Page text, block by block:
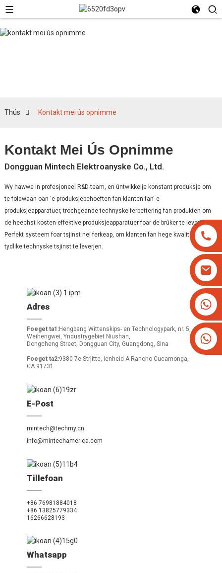
Thús Kontakt mei ús opnimme
Kontakt Mei Ús Opnimme
Dongguan Mintech Elektroanyske Co., Ltd.
Wy hawwe in profesjoneel R&D-team, en ûntwikkelje konstant produksje om
te foldwaan oan 'e produksjebehoeften fan klanten fan' e
produksjeapparatuer, trochgeande technyske ferbettering fan produkten om
de heechst kosten-effektive produksjeapparatuer foar de brûker te leverjen;
Perfekt systeem foar tsjinst nei ferkeap, om klanten fan hege kwaliteit en
tydlike technyske tsjinst te leverjen.
Adres
Foeget ta1:Hengbang Wittenskips- en Technologypark, nr. 5,
Weihengwei, Yndustrygebiet Niushan,
Dongcheng Street, Dongguan City, Guangdong, Sina
Foeget ta2:9380 7e Strjitte, Ienheid A Rancho Cucamonga,
CA 91731
E-Post
mintech@techmy.cn
info@mintechamerica.com
Tillefoan
+86 76981884018
+86 13825779334
16266628193
Whatsapp